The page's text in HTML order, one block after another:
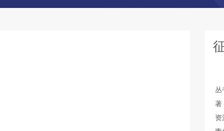
丛
著
资